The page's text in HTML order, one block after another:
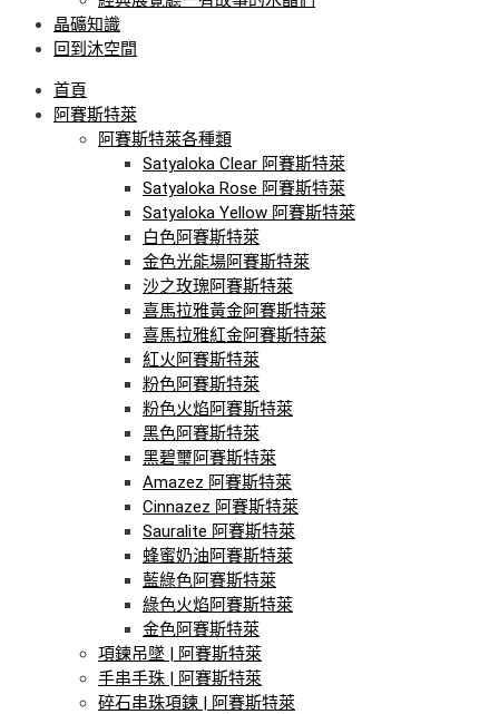
晶礦知識
回到沐空間
首頁
阿賽斯特萊
阿賽斯特萊各種類
Satyaloka Clear 阿賽斯特萊
Satyaloka Rose 阿賽斯特萊
Satyaloka Yellow 阿賽斯特萊
白色阿賽斯特萊
金色光能場阿賽斯特萊
沙之玫瑰阿賽斯特萊
喜馬拉雅黃金阿賽斯特萊
喜馬拉雅紅金阿賽斯特萊
紅火阿賽斯特萊
粉色阿賽斯特萊
粉色火焰阿賽斯特萊
黑色阿賽斯特萊
黑碧璽阿賽斯特萊
Amazez 阿賽斯特萊
Cinnazez 阿賽斯特萊
Sauralite 阿賽斯特萊
蜂蜜奶油阿賽斯特萊
藍綠色阿賽斯特萊
綠色火焰阿賽斯特萊
金色阿賽斯特萊
項鍊吊墜 | 阿賽斯特萊
手串手珠 | 阿賽斯特萊
碎石串珠項鍊 | 阿賽斯特萊